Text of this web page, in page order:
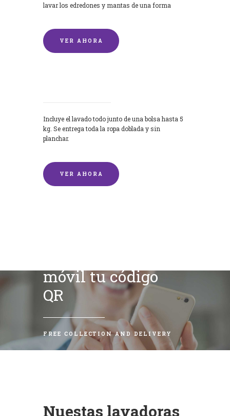
lavar los edredones y mantas de una forma
VER AHORA
Incluye el lavado todo junto de una bolsa hasta 5
kg. Se entrega toda la ropa doblada y sin
planchar.
VER AHORA
móvil tu código
QR
FREE COLLECTION AND DELIVERY
Nuestas lavadoras